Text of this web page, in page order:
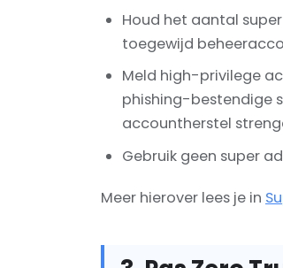
Houd het aantal
toegewijd
Meld high-privilege
phishing-bestendige
accountherstel
Gebruik geen super
Meer hierover lees je in